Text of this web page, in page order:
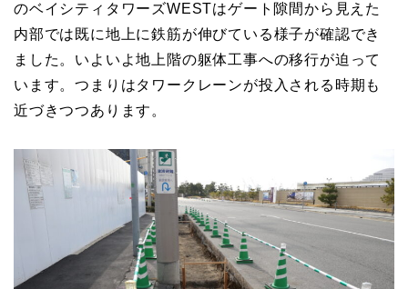
のベイシティタワーズWESTはゲート隙間から見えた
内部では既に地上に鉄筋が伸びている様子が確認でき
ました。いよいよ地上階の躯体工事への移行が迫って
います。つまりはタワークレーンが投入される時期も
近づきつつあります。